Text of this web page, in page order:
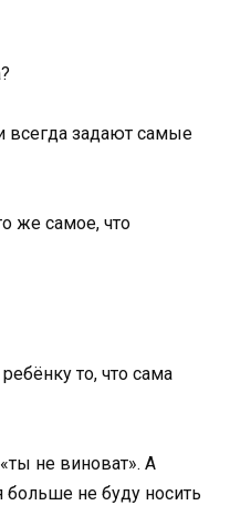
всегда задают самые
же самое, что
то, что сама
не виноват». А
больше не буду носить